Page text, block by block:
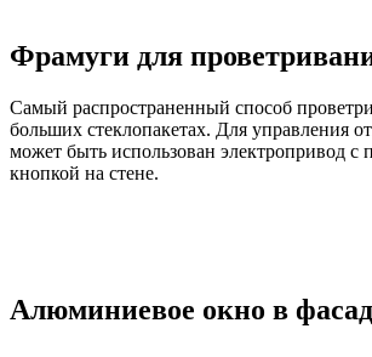
Фрамуги для
Самый распространенный способ
больших стеклопакетах. Для управления
может быть использован электропривод с
кнопкой на стене.
Алюминиевое окно в